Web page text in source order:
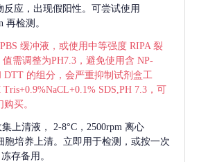
反应，出现假阳性。可尝试使用
再检测。
PBS 缓冲液，或使用中等强度 RIPA 裂
需调整为PH7.3，避免使用含 NP-
DTT 的组分，会严重抑制试剂盒工
SDS,PH 7.3，可
买。
上清液，
2-8°C，2500rpm 离心
胞培养上清。立即用于检测，或按一次
存备用。